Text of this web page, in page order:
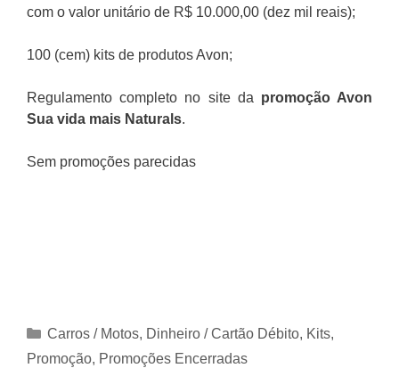
com o valor unitário de R$ 10.000,00 (dez mil reais);
100 (cem) kits de produtos Avon;
Regulamento completo no site da promoção Avon
Sua vida mais Naturals.
Sem promoções parecidas
Categorias
Carros / Motos, Dinheiro / Cartão Débito, Kits,
Promoção, Promoções Encerradas